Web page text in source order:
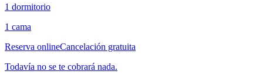
1 dormitorio
1 cama
Reserva onlineCancelación gratuita
Todavía no se te cobrará nada.